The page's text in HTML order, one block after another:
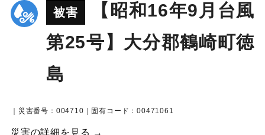
被害
【昭和16年9月台風
第25号】大分郡鶴崎町徳
島
｜災害番号：004710｜固有コード：00471061
災害の詳細を見る →